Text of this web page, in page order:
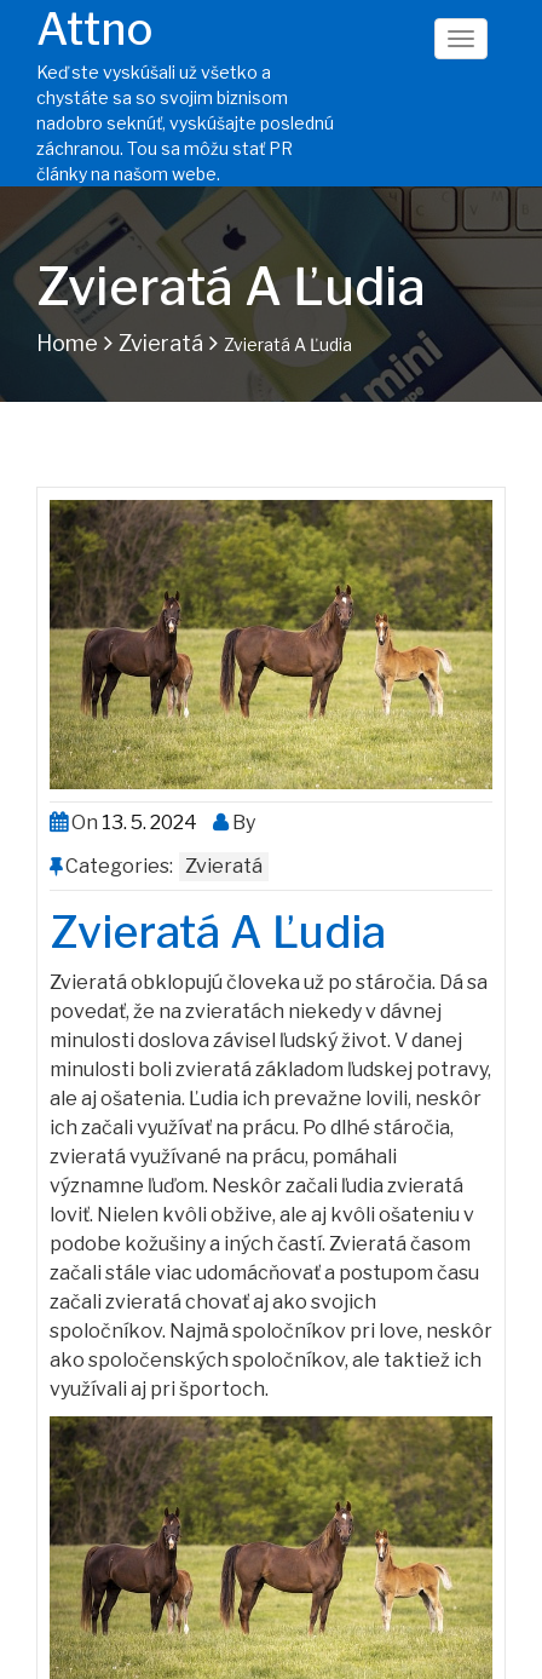
Attno
Keď ste vyskúšali už všetko a
chystáte sa so svojim biznisom
nadobro seknúť, vyskúšajte poslednú
záchranou. Tou sa môžu stať PR
články na našom webe.
Zvieratá A Ľudia
Home Zvieratá Zvieratá A Ľudia
On 13. 5. 2024
By
Categories: Zvieratá
Zvieratá A Ľudia
Zvieratá obklopujú človeka už po stáročia. Dá sa
povedať, že na zvieratách niekedy v dávnej
minulosti doslova závisel ľudský život. V danej
minulosti boli zvieratá základom ľudskej potravy,
ale aj ošatenia. Ľudia ich prevažne lovili, neskôr
ich začali využívať na prácu. Po dlhé stáročia,
zvieratá využívané na prácu, pomáhali
významne ľuďom. Neskôr začali ľudia zvieratá
loviť. Nielen kvôli obžive, ale aj kvôli ošateniu v
podobe kožušiny a iných častí. Zvieratá časom
začali stále viac udomácňovať a postupom času
začali zvieratá chovať aj ako svojich
spoločníkov. Najmä spoločníkov pri love, neskôr
ako spoločenských spoločníkov, ale taktiež ich
využívali aj pri športoch.